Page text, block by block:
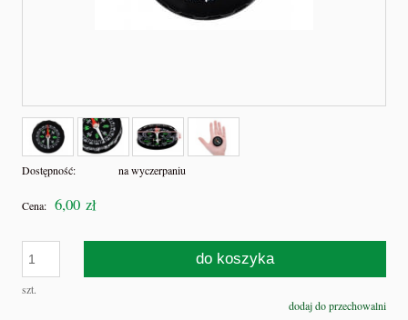
Dostępność: na wyczerpaniu
Cena: 6,00 zł
szt.
do koszyka
dodaj do przechowalni